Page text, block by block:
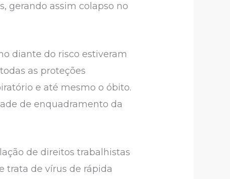
gerando assim colapso no
diante do risco estiveram
as proteções
e até mesmo o óbito.
de enquadramento da
de direitos trabalhistas
trata de vírus de rápida